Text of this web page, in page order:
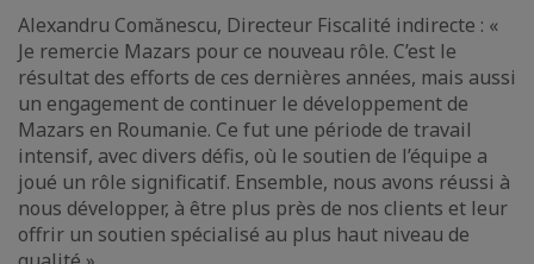
Alexandru Comănescu, Directeur Fiscalité indirecte : «
Je remercie Mazars pour ce nouveau rôle. C’est le
résultat des efforts de ces dernières années, mais aussi
un engagement de continuer le développement de
Mazars en Roumanie. Ce fut une période de travail
intensif, avec divers défis, où le soutien de l’équipe a
joué un rôle significatif. Ensemble, nous avons réussi à
nous développer, à être plus près de nos clients et leur
offrir un soutien spécialisé au plus haut niveau de